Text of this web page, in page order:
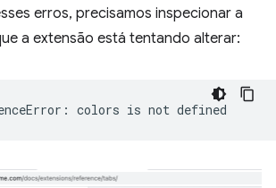
erros, precisamos inspecionar a
a extensão está tentando alterar:
colors is not